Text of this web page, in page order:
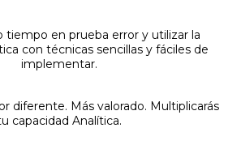
tiempo en prueba error y utilizar la
con técnicas sencillas y fáciles de
implementar.
diferente. Más valorado. Multiplicarás
capacidad Analítica.